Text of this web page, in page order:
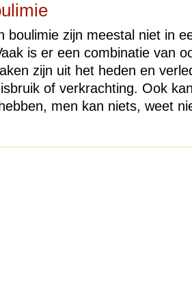
boulimie zijn meestal niet in
is er een combinatie van
zijn uit het heden en
of verkrachting. Ook
men kan niets, weet